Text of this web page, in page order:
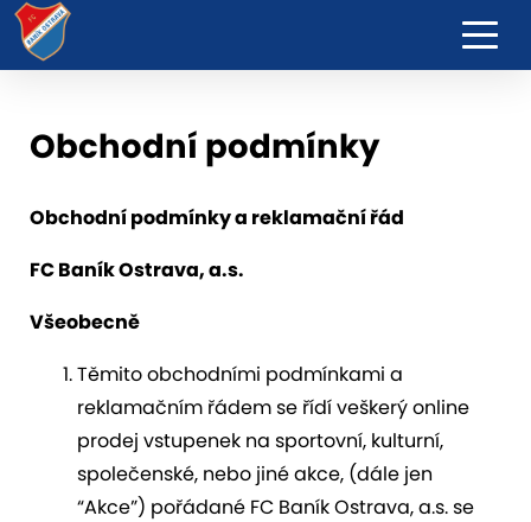
Obchodní podmínky
Obchodní podmínky a reklamační řád
FC Baník Ostrava, a.s.
Všeobecně
Těmito obchodními podmínkami a
reklamačním řádem se řídí veškerý online
prodej vstupenek na sportovní, kulturní,
společenské, nebo jiné akce, (dále jen
“Akce”) pořádané FC Baník Ostrava, a.s. se